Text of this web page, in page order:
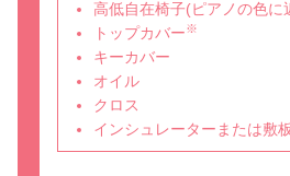
高低自在椅子(ピアノの色に
トップカバー※
キーカバー
オイル
クロス
インシュレーターまたは敷板